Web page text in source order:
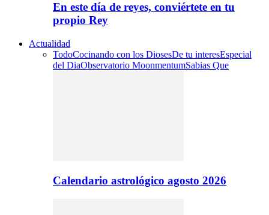
En este día de reyes, conviértete en tu
propio Rey
Actualidad
TodoCocinando con los DiosesDe tu interesEspecial
del DiaObservatorio MoonmentumSabias Que
Calendario astrológico agosto 2026